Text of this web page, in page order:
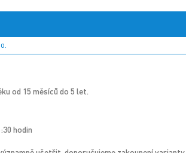
od 15 měsíců do 5 let.
hodin